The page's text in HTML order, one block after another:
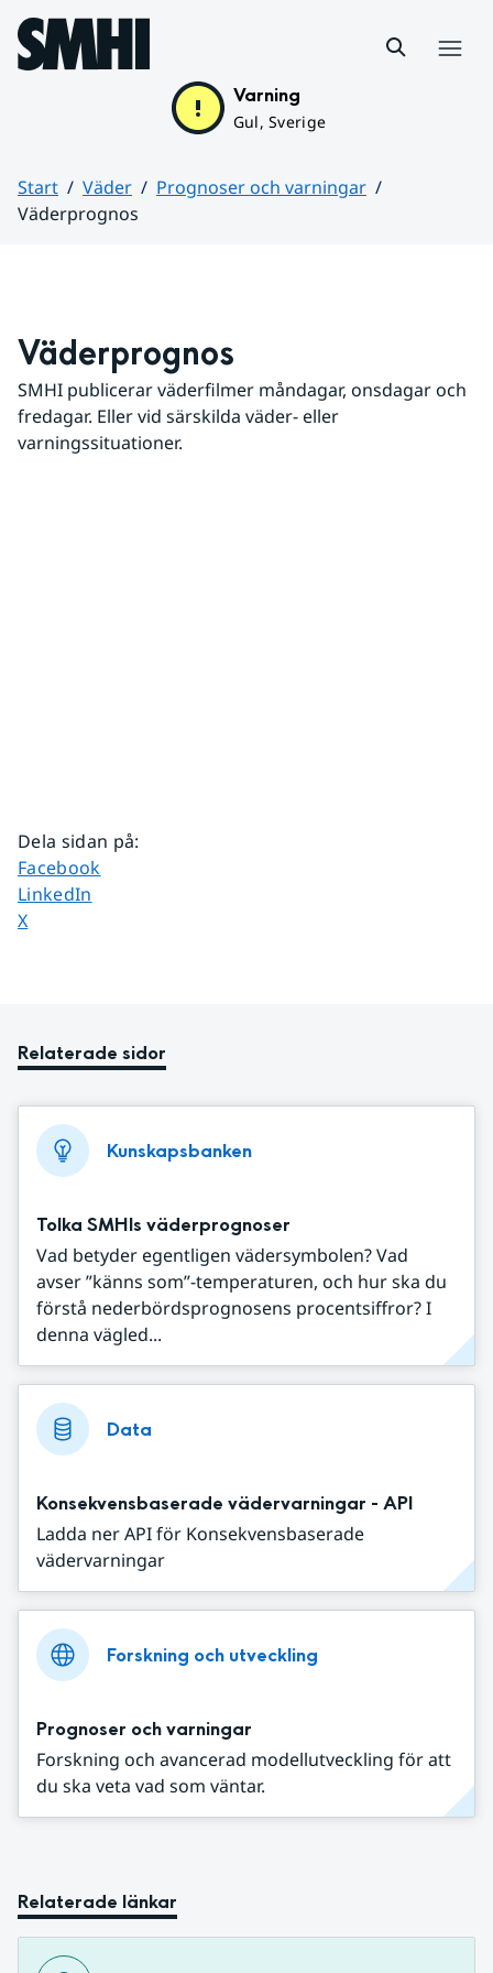
Hoppa till sidans innehåll
Varning
Gul, Sverige
Start Väder
Prognoser och varningar
Väderprognos
Väderprognos
SMHI publicerar väderfilmer måndagar, onsdagar och
fredagar. Eller vid särskilda väder- eller
varningssituationer.
Dela sidan på:
Dela sidan på
Facebook
Dela sidan på
LinkedIn
Dela sidan på
X
Relaterade sidor
Kunskapsbanken
Tolka SMHIs väderprognoser
Vad betyder egentligen vädersymbolen? Vad
avser ”känns som”-temperaturen, och hur ska du
förstå nederbördsprognosens procentsiffror? I
denna vägled...
Data
Konsekvensbaserade vädervarningar - API
Ladda ner API för Konsekvensbaserade
vädervarningar
Forskning och utveckling
Prognoser och varningar
Forskning och avancerad modellutveckling för att
du ska veta vad som väntar.
Relaterade länkar